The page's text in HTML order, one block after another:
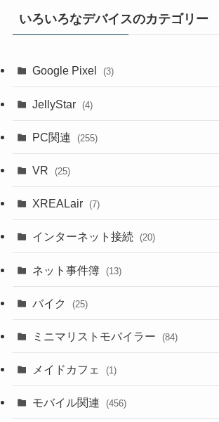
いろいろなデバイスのカテゴリー
Google Pixel (3)
JellyStar (4)
PC関連 (255)
(9)
(1)
(18)
(2)
(10)
VR (25)
(18)
(13)
XREALair (7)
インターネット接続 (20)
ネット事件簿 (13)
バイク (25)
(8)
(23)
ミニマリストモバイラー (84)
メイドカフェ (1)
モバイル関連 (456)